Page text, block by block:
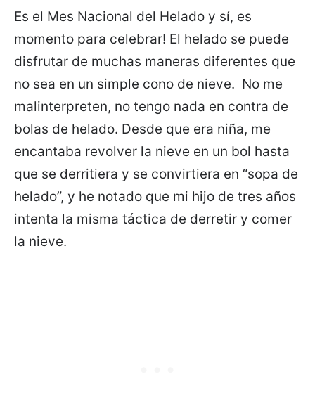
Es el Mes Nacional del Helado y sí, es
momento para celebrar! El helado se puede
disfrutar de muchas maneras diferentes que
no sea en un simple cono de nieve. No me
malinterpreten, no tengo nada en contra de
bolas de helado. Desde que era niña, me
encantaba revolver la nieve en un bol hasta
que se derritiera y se convirtiera en “sopa de
helado”, y he notado que mi hijo de tres años
intenta la misma táctica de derretir y comer
la nieve.